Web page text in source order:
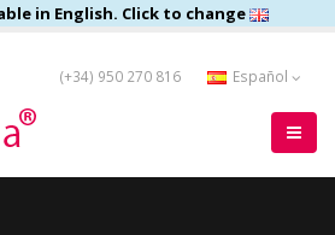
in English. Click to change
(+34) 950 270 816 Español